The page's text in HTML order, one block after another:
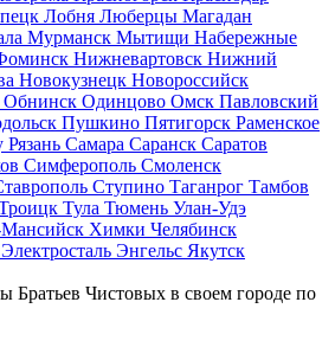
Лобня Люберцы Магадан
Мурманск Мытищи Набережные
Нижневартовск Нижний
Новокузнецк Новороссийск
Обнинск Одинцово Омск Павловский
Пушкино Пятигорск Раменское
Рязань Самара Саранск Саратов
Симферополь Смоленск
Ступино Таганрог Тамбов
Тула Тюмень Улан-Удэ
Химки Челябинск
Электросталь Энгельс Якутск
Братьев Чистовых в своем городе по